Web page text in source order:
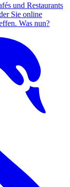
und Restaurants
Sie online
Was nun?